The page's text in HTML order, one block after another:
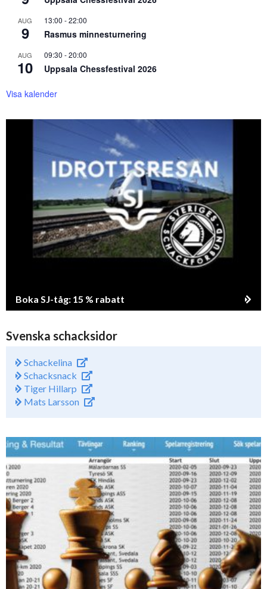
AUG
9
13:00 -22:00
Rasmus minnesturnering
AUG
10
09:30 -20:00
Uppsala Chessfestival 2026
Visa kalender
Boka SJ-tåg: 15 % rabatt
Svenska schacksidor
Schackelina
Schacksnack
Tiger Hillarp
Mats Larsson